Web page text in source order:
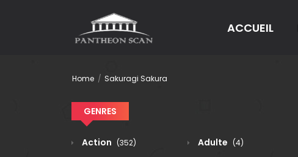
ACCUEIL
Home Sakuragi Sakura
GENRES
Action (352) Adulte (4)